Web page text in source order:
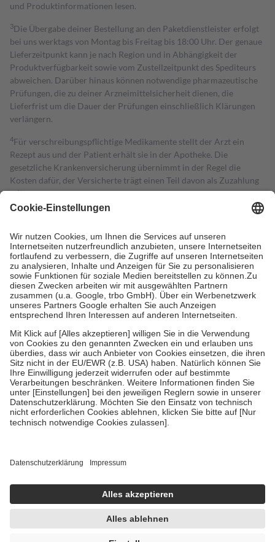
und Produktinformationen lesen.
3Die Übergabe deiner Bestellung an den Paketdienstleister erfolgt
bei uns werktags von Montag bis Freitag bis 18:00 Uhr. Der genaue
Lieferzeitpunkt kann je nach Region und in Abhängigkeit der
Produktverfügbarkeit sowie vom Zustellzeitpunkt des Spediteurs
abweichen. Darüber hinaus können notwendige pharmazeutische
Prüfungen, die zu deiner Arzneimittelsicherheit dienen, die
Lieferfrist um die Dauer der Prüfungen einschließlich Klärungen
verlängern.
4Für verschreibungspflichtige Medikamente stellt der Arzt ein
Rezept aus und der Patient erhält sie in der Apotheke. Die
gesetzliche Krankenversicherung übernimmt in der Regel die
Kosten dafür, der Versicherte trägt einen Teil davon als Zuzahlung
mit.
Grundsätzlich leisten Mitglieder Zuzahlungen in Höhe von zehn
höchstens zehn Euro.
Es sind jedoch nie mehr als die tatsächlichen
Kosten der Leistung zu entrichten.
Diese Regeln gelten grundsätzlich auch für Online-Apotheken.
Bei Heilmitteln und häuslicher Krankenpflege beträgt die
Zuzahlung zehn Prozent der Kosten sowie zehn Euro je
Verordnung.
Um das Engagement der Versicherten für ihre eigene Gesundheit zu
stärken und die besondere Stellung der Familie zu unterstützen,
fallenkeine Zuzahlungenan bei:
• Kindern und Jugendlichen bis zum vollendeten 18. Lebensjahr
mit Ausnahme der Fahrkosten
• Untersuchungen zur Vorsorge und Früherkennung, die von der
GKV getragen werden
• empfohlenen Schutzimpfungen
• Harn- und Blutteststreifen
getroffen, um sicherzustellen, dass es sich um echte Bewertungen
https://help.etrusted.com/hc/de/articles/4419944605341
Einige Bilder und Inhalte wurden unter Zuhilfenahme künstlicher